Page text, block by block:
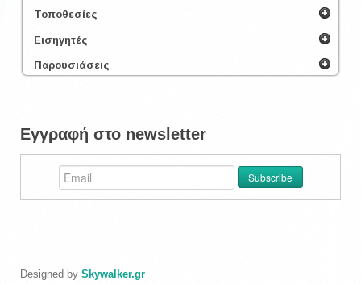
Τοποθεσίες
Εισηγητές
Παρουσιάσεις
Εγγραφή στο newsletter
Designed by Skywalker.gr